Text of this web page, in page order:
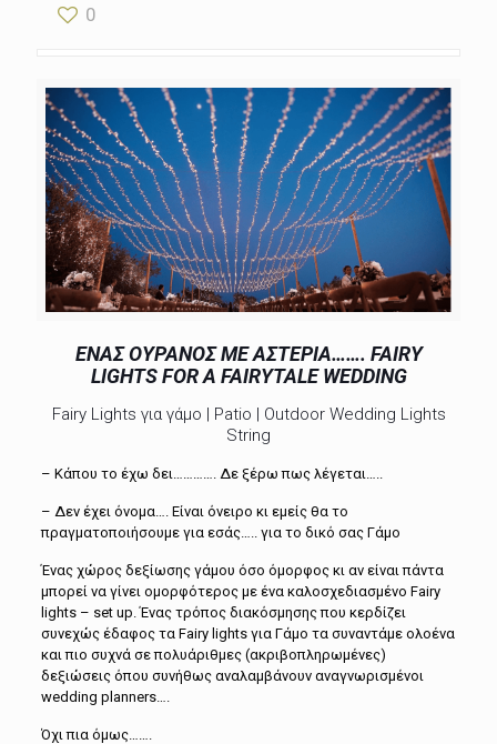
0
ΕΝΑΣ ΟΥΡΑΝΟΣ ΜΕ ΑΣΤΕΡΙΑ……. FAIRY
LIGHTS FOR A FAIRYTALE WEDDING
Fairy Lights για γάμο | Patio | Outdoor Wedding Lights
String
– Κάπου το έχω δει…………. Δε ξέρω πως λέγεται…..
– Δεν έχει όνομα…. Είναι όνειρο κι εμείς θα το
πραγματοποιήσουμε για εσάς….. για το δικό σας Γάμο
Ένας χώρος δεξίωσης γάμου όσο όμορφος κι αν είναι πάντα
μπορεί να γίνει ομορφότερος με ένα καλοσχεδιασμένο Fairy
lights – set up.Ένας τρόπος διακόσμησης που κερδίζει
συνεχώς έδαφος τα Fairy lights για Γάμο τα συναντάμε ολοένα
και πιο συχνά σε πολυάριθμες (ακριβοπληρωμένες)
δεξιώσεις όπου συνήθως αναλαμβάνουν αναγνωρισμένοι
wedding planners….
Όχι πια όμως…….